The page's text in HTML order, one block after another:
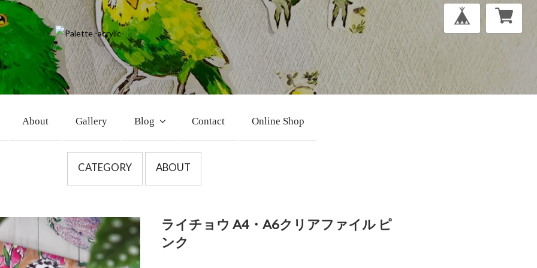
About Gallery Blog Contact Online Shop
CATEGORY ABOUT
ライチョウ A4・A6クリアファイル ピ
ンク